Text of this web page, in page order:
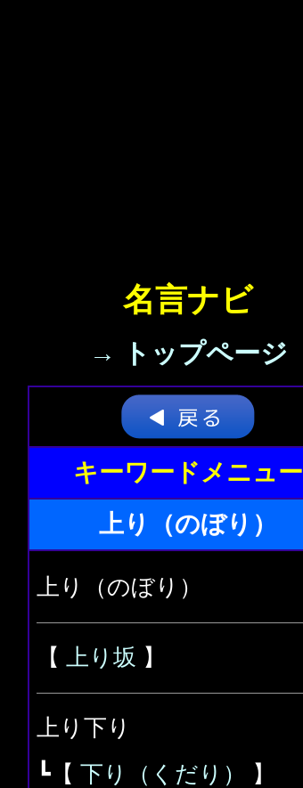
名言ナビ
→ トップページ
キーワードメニュー
上り（のぼり）
上り（のぼり）
【 上り坂 】
上り下り
┗【 下り（くだり）
】